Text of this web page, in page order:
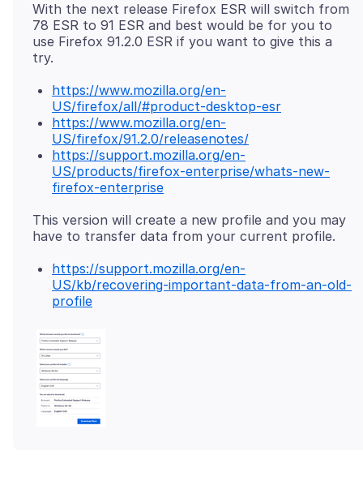
With the next release Firefox ESR will switch from
78 ESR to 91 ESR and best would be for you to
use Firefox 91.2.0 ESR if you want to give this a
https://www.mozilla.org/en-
US/firefox/all/#product-desktop-esr
https://www.mozilla.org/en-
US/firefox/91.2.0/releasenotes/
https://support.mozilla.org/en-
US/products/firefox-enterprise/whats-new-
firefox-enterprise
This version will create a new profile and you may
https://support.mozilla.org/en-
US/kb/recovering-important-data-from-an-old-
profile